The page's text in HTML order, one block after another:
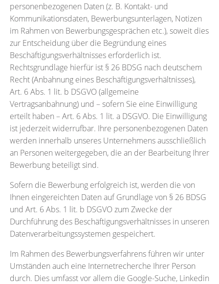
personenbezogenen Daten (z. B. Kontakt- und
Kommunikationsdaten, Bewerbungsunterlagen, Notizen
im Rahmen von Bewerbungsgesprächen etc.), soweit dies
zur Entscheidung über die Begründung eines
Beschäftigungsverhältnisses erforderlich ist.
Rechtsgrundlage hierfür ist § 26 BDSG nach deutschem
Recht (Anbahnung eines Beschäftigungsverhältnisses),
Art. 6 Abs. 1 lit. b DSGVO (allgemeine
Vertragsanbahnung) und – sofern Sie eine Einwilligung
erteilt haben – Art. 6 Abs. 1 lit. a DSGVO. Die Einwilligung
ist jederzeit widerrufbar. Ihre personenbezogenen Daten
werden innerhalb unseres Unternehmens ausschließlich
an Personen weitergegeben, die an der Bearbeitung Ihrer
Bewerbung beteiligt sind.
Sofern die Bewerbung erfolgreich ist, werden die von
Ihnen eingereichten Daten auf Grundlage von § 26 BDSG
und Art. 6 Abs. 1 lit. b DSGVO zum Zwecke der
Durchführung des Beschäftigungsverhältnisses in unseren
Datenverarbeitungssystemen gespeichert.
Im Rahmen des Bewerbungsverfahrens führen wir unter
Umständen auch eine Internetrecherche Ihrer Person
durch. Dies umfasst vor allem die Google-Suche, Linkedin